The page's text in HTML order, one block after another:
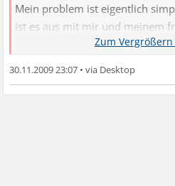
Mein problem ist eigentlich
ist es aus mit mir und meinem
ich überwiegend einsam.
gefesselt fühle durch mich selbst..
es ist nichts so dass ich keine
30.11.2009 23:07 •